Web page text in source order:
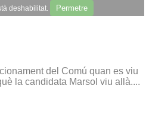
deshabilitat. Permetre
del Comú quan es viu
la candidata Marsol viu allà....